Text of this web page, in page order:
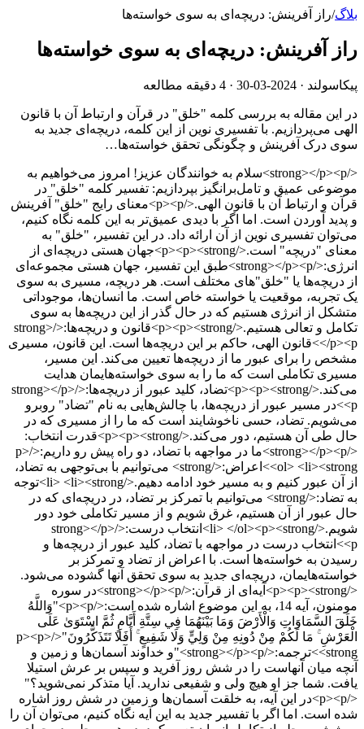
بلاگ/راز آفرینش: دریچه‌ای به سوی خواسته‌ها
راز آفرینش: دریچه‌ای به سوی خواسته‌ها
پیکاسولند · 2024-03-30 · 4 دقیقه مطالعه
در این مقاله به بررسی کلمه "خلق" در قرآن و ارتباط آن با قانون
الهی می‌پردازیم. با تفسیری نوین از این کلمه، دریچه‌ای جدید به
سوی درک آفرینش و چگونگی تحقق خواسته‌ها…
</strong></p><p>سلام به خوانندگان عزیز! امروز می‌خواهیم به
موضوعی عمیق و تامل‌برانگیز بپردازیم: تفسیر کلمه "خلق" در
قرآن و ارتباط آن با قانون الهی.</p><p>معنای رایج "خلق" آفرینش
و پدید آوردن است. اما اگر با دیدی عمیق‌تر به این کلمه نگاه کنیم،
می‌توان تفسیری نوین از آن ارائه داد. در این تفسیر، "خلق" به
معنای "دریچه" است.</p><p><strong>جهان هستی دریچه‌ای از
انرژی:</strong></p><p>طبق این تفسیر، جهان هستی مجموعه‌ای
از دریچه‌ها یا "خلق"های مختلف است. هر دریچه، مسیری به سوی
یک تجربه، موقعیت یا خواسته خاص است. ما انسان‌ها، موجوداتی
متشکل از انرژی هستیم که در حال گذر از این دریچه‌ها به سوی
تکامل و تعالی هستیم.</p><p><strong>قانون و دریچه‌ها:</strong>
</p><p>قانون الهی، حاکم بر این دریچه‌ها است. این قانون، مسیری
مشخص را برای عبور ما از دریچه‌ها تعیین می‌کند. این مسیر،
مسیری تکاملی است که ما را به سوی خواسته‌هایمان هدایت
می‌کند.</p><p><strong>تضاد، کلید عبور از دریچه‌ها:</strong></p>
<p>در مسیر عبور از دریچه‌ها، با چالش‌هایی به نام "تضاد" روبرو
می‌شویم. تضاد، حسی ناخوشایند است که ما را از مسیری که در
حال طی آن هستیم، دور می‌کند.</p><p><strong>قدرت انتخاب:
</strong></p><p>ما در مواجهه با تضاد، دو راه پیش رو داریم:</p>
<ol> <li><strong>اعراض:</strong> می‌توانیم با بی‌توجهی به تضاد،
از آن عبور کنیم و به مسیر خود ادامه دهیم.</li> <li><strong>توجه
به تضاد:</strong> می‌توانیم با تمرکز بر تضاد، در دریچه‌ای که در
حال عبور از آن هستیم، غرق شویم و از مسیر تکاملی خود دور
شویم.</li> </ol><p><strong>انتخاب درست:</strong></p>
<p>انتخاب درست در مواجهه با تضاد، کلید عبور از دریچه‌ها و
رسیدن به خواسته‌ها است. با اعراض از تضاد و تمرکز بر
خواسته‌هایمان، دریچه‌ای جدید به سوی تحقق آنها گشوده می‌شود.
</p><p><strong>آیه‌ای از قرآن:</strong></p><p>در سوره
مومنون، آیه 14، به این موضوع اشاره شده است:</p><p>"وَاللَّهُ
خَلَقَ السَّمَاوَاتِ وَالْأَرْضَ وَمَا بَيْنَهُمَا فِي سِتَّةِ أَيَّامٍ ثُمَّ اسْتَوَىٰ عَلَى
الْعَرْشِ ۚ مَا لَكُمْ مِنْ دُونِهِ مِنْ وَلِيٍّ وَلَا شَفِيعٍ ۚ أَفَلَا تَتَذَكَّرُونَ"</p><p>
<strong>ترجمه:</strong></p><p>"و خداوند آسمان‌ها و زمین و
آنچه میان آنهاست را در شش روز آفرید و سپس بر عرش استیلا
یافت. شما جز او هیچ ولی و شفیعی ندارید. آیا متذکر نمی‌شوید؟"
</p><p>در این آیه، به خلقت آسمان‌ها و زمین در شش روز اشاره
شده است. اما اگر با تفسیر جدید به این آیه نگاه کنیم، می‌توان آن را